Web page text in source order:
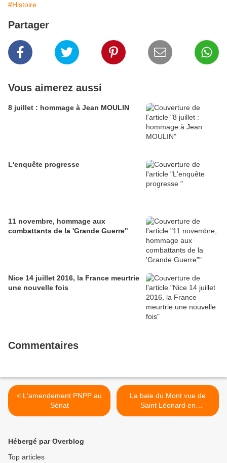
#Histoire
Partager
Vous aimerez aussi
8 juillet : hommage à Jean MOULIN
L'enquête progresse
11 novembre, hommage aux
combattants de la 'Grande Guerre"
Nice 14 juillet 2016, la France meurtrie
une nouvelle fois
Commentaires
< L'amendement PNPP au
Sénat
La baie du Mont vue de
Saint Léonard en
Normandie >
Hébergé par Overblog
Top articles